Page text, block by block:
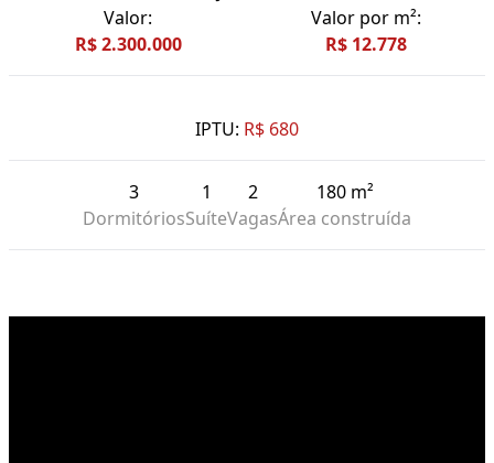
Valor:
R$ 2.300.000
Valor por m²:
R$ 12.778
IPTU: R$ 680
3
Dormitórios
1
Suíte
2
Vagas
180 m²
Área construída